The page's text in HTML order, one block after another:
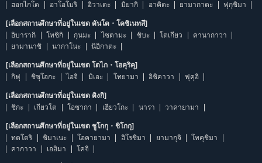
ฮอกไกโด
อาโอโมริ อิวาเตะ มิยากิ อาคิตะ ยามากาตะ ฟุกุชิมา
[เลือกสถานศึกษาที่อยู่ในเขต คันโต・โคชิเนทสึ]
อิบารากิ
โทชิกิ กุนมะ ไซตามะ ชิบะ โตเกียว
คานากาวา
ยามานาชิ
นากาโนะ นิอิกาตะ
[เลือกสถานศึกษาที่อยู่ในเขต โตไก・โฮคุริคุ]
กิฟุ
ชิซุโอกะ ไอจิ มิเอะ โทยามา อิชิคาวา ฟุคุอิ
[เลือกสถานศึกษาที่อยู่ในเขต คิงกิ]
ชิกะ
เกียวโต โอซากา เฮียวโกะ นารา วาคายามา
[เลือกสถานศึกษาที่อยู่ในเขต ชูโกกุ・ชิโกกุ]
ทตโตริ
ชิมาเนะ โอคายามา ฮิโรชิมา ยามากุจิ
โทคุชิมา
คากาวา
เอฮิมา โคจิ